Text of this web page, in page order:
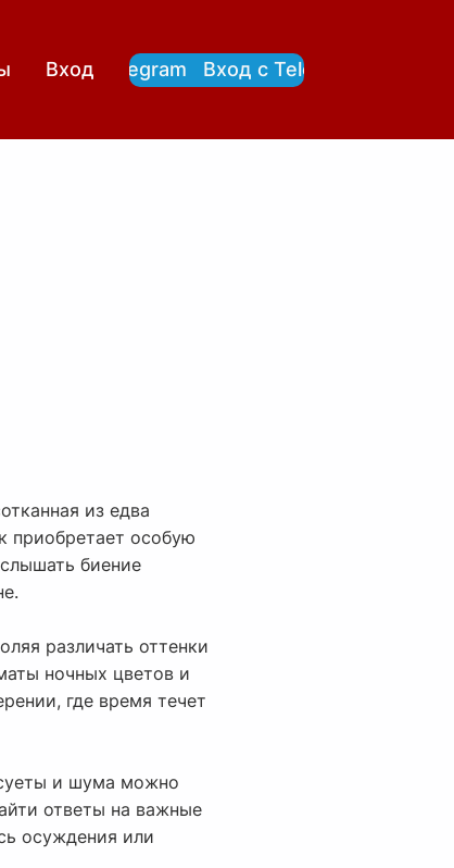
Вход
Вход с Telegram Вход с Telegram
из едва
приобретает особую
биение
различать оттенки
ночных цветов и
где время течет
и шума можно
ответы на важные
осуждения или